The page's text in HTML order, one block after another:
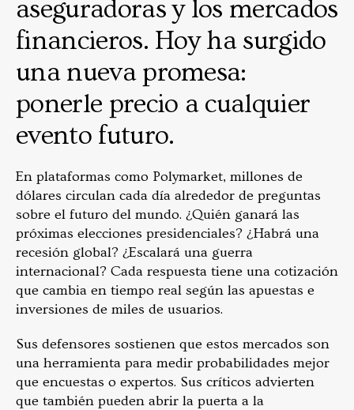
aseguradoras y los mercados
financieros. Hoy ha surgido
una nueva promesa:
ponerle precio a cualquier
evento futuro.
En plataformas como Polymarket, millones de
dólares circulan cada día alrededor de preguntas
sobre el futuro del mundo. ¿Quién ganará las
próximas elecciones presidenciales? ¿Habrá una
recesión global? ¿Escalará una guerra
internacional? Cada respuesta tiene una cotización
que cambia en tiempo real según las apuestas e
inversiones de miles de usuarios.
Sus defensores sostienen que estos mercados son
una herramienta para medir probabilidades mejor
que encuestas o expertos. Sus críticos advierten
que también pueden abrir la puerta a la